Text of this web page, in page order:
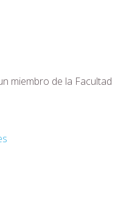
miembro de la Facultad